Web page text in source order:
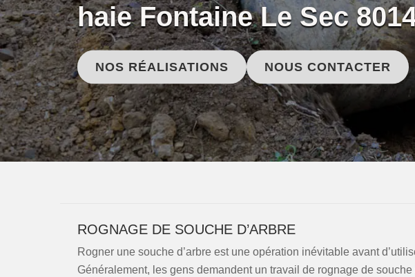
haie Fontaine Le Sec
NOS RÉALISATIONS NOUS CONTACTER
ROGNAGE DE SOUCHE D’ARBRE
Rogner une souche d’arbre est une opération inévitable avant
Généralement, les gens demandent un travail de rognage de souche